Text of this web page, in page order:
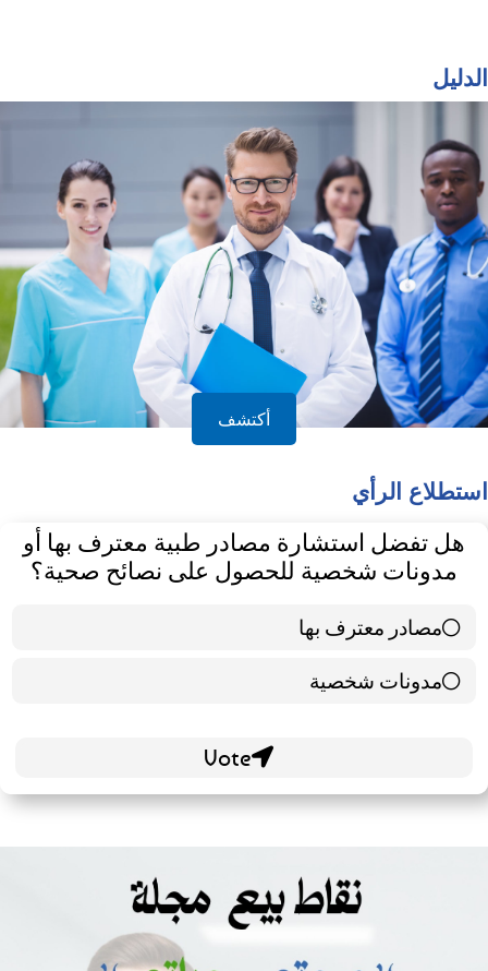
الدليل
أكتشف
استطلاع الرأي
هل تفضل استشارة مصادر طبية معترف بها أو
مدونات شخصية للحصول على نصائح صحية؟
مصادر معترف بها
39 ( 65 % )
مدونات شخصية
21 ( 35 % )